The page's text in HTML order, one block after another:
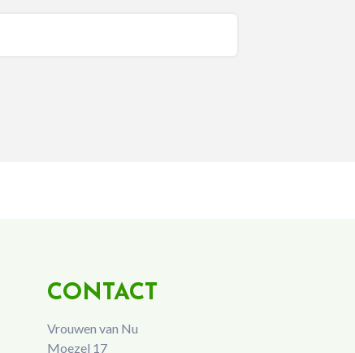
CONTACT
Vrouwen van Nu
Moezel 17